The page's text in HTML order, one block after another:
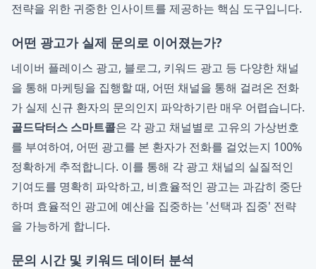
전략을 위한 귀중한 인사이트를 제공하는 핵심 도구입니다.
어떤 광고가 실제 문의로 이어졌는가?
네이버 플레이스 광고, 블로그, 키워드 광고 등 다양한 채널
을 통해 마케팅을 집행할 때, 어떤 채널을 통해 걸려온 전화
가 실제 신규 환자의 문의인지 파악하기란 매우 어렵습니다.
골드닥터스 스마트콜은 각 광고 채널별로 고유의 가상번호
를 부여하여, 어떤 광고를 본 환자가 전화를 걸었는지 100%
정확하게 추적합니다. 이를 통해 각 광고 채널의 실질적인
기여도를 명확히 파악하고, 비효율적인 광고는 과감히 중단
하며 효율적인 광고에 예산을 집중하는 '선택과 집중' 전략
을 가능하게 합니다.
문의 시간 및 키워드 데이터 분석